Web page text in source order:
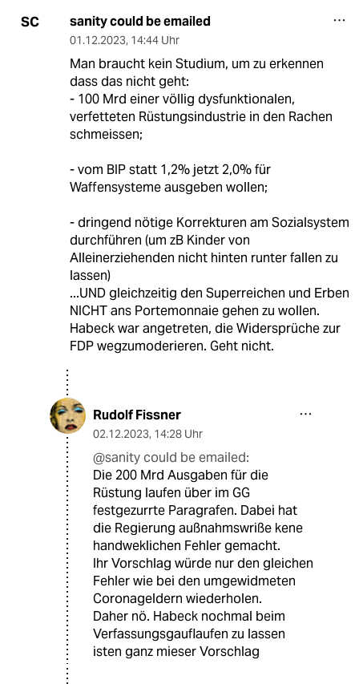
SC sanity could be emailed
01.12.2023, 14:44 Uhr
Man braucht kein Studium, um zu erkennen
dass das nicht geht:
- 100 Mrd einer völlig dysfunktionalen,
verfetteten Rüstungsindustrie in den Rachen
schmeissen;
- vom BIP statt 1,2% jetzt 2,0% für
Waffensysteme ausgeben wollen;
- dringend nötige Korrekturen am Sozialsystem
durchführen (um zB Kinder von
Alleinerziehenden nicht hinten runter fallen zu
lassen)
...UND gleichzeitig den Superreichen und Erben
NICHT ans Portemonnaie gehen zu wollen.
Habeck war angetreten, die Widersprüche zur
FDP wegzumoderieren. Geht nicht.
Rudolf Fissner
02.12.2023, 14:28 Uhr
@sanity could be emailed:
Die 200 Mrd Ausgaben für die
Rüstung laufen über im GG
festgezurrte Paragrafen. Dabei hat
die Regierung außnahmswriße kene
handweklichen Fehler gemacht.
Ihr Vorschlag würde nur den gleichen
Fehler wie bei den umgewidmeten
Coronageldern wiederholen.
Daher nö. Habeck nochmal beim
Verfassungsgauflaufen zu lassen
isten ganz mieser Vorschlag